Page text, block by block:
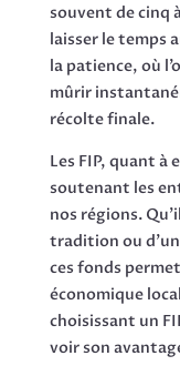
souvent de cinq
laisser le temps
la patience, où
mûrir
récolte finale.
Les FIP, quant à
soutenant les
nos régions.
tradition ou
ces fonds
économique
choisissant un
voir son